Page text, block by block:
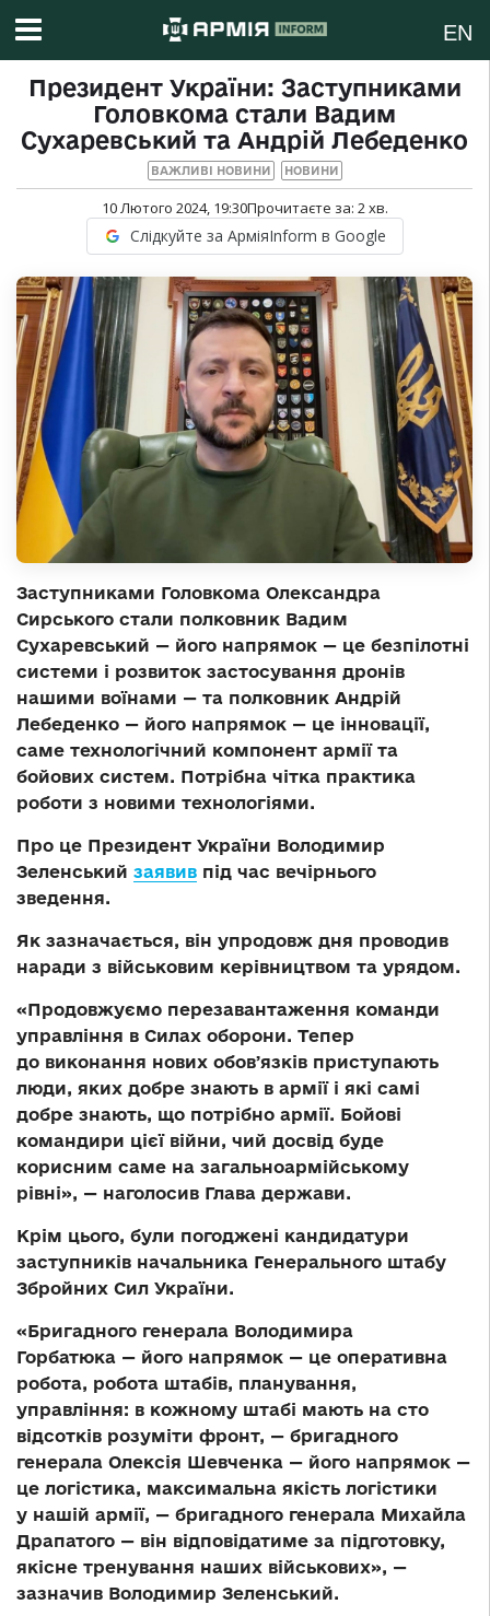
EN
Президент України: Заступниками
Головкома стали Вадим
Сухаревський та Андрій Лебеденко
ВАЖЛИВІ НОВИНИ НОВИНИ
10 Лютого 2024, 19:30Прочитаєте за: 2хв.
Слідкуйте за АрміяInform в Google
Заступниками Головкома Олександра
Сирського стали полковник Вадим
Сухаревський — його напрямок — це безпілотні
системи і розвиток застосування дронів
нашими воїнами — та полковник Андрій
Лебеденко — його напрямок — це інновації,
саме технологічний компонент армії та
бойових систем. Потрібна чітка практика
роботи з новими технологіями.
Про це Президент України Володимир
Зеленський заявив під час вечірнього
зведення.
Як зазначається, він упродовж дня проводив
наради з військовим керівництвом та урядом.
«Продовжуємо перезавантаження команди
управління в Силах оборони. Тепер
до виконання нових обовʼязків приступають
люди, яких добре знають в армії і які самі
добре знають, що потрібно армії. Бойові
командири цієї війни, чий досвід буде
корисним саме на загальноармійському
рівні», — наголосив Глава держави.
Крім цього, були погоджені кандидатури
заступників начальника Генерального штабу
Збройних Сил України.
«Бригадного генерала Володимира
Горбатюка — його напрямок — це оперативна
робота, робота штабів, планування,
управління: в кожному штабі мають на сто
відсотків розуміти фронт, — бригадного
генерала Олексія Шевченка — його напрямок —
це логістика, максимальна якість логістики
у нашій армії, — бригадного генерала Михайла
Драпатого — він відповідатиме за підготовку,
якісне тренування наших військових», —
зазначив Володимир Зеленський.